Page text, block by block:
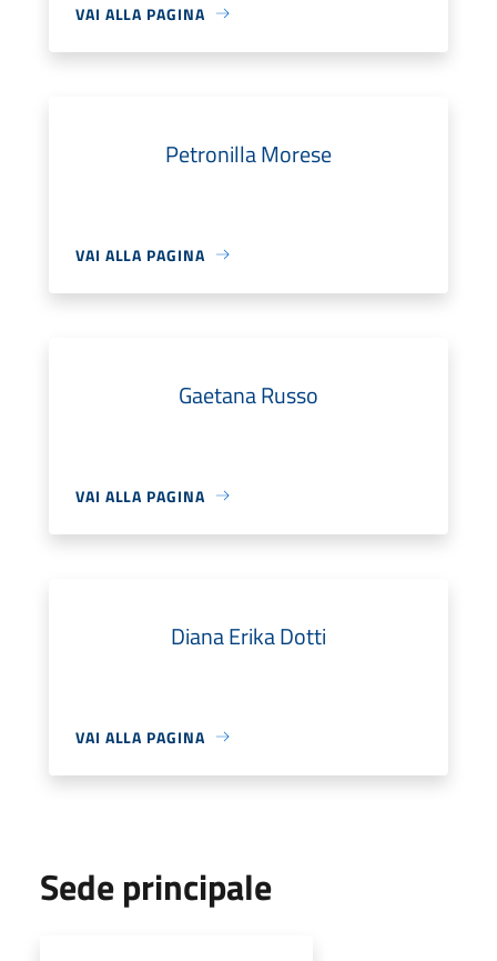
VAI ALLA PAGINA
Petronilla Morese
VAI ALLA PAGINA
Gaetana Russo
VAI ALLA PAGINA
Diana Erika Dotti
VAI ALLA PAGINA
Sede principale